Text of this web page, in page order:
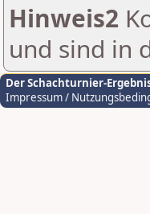
Hinweis2
und sind in
Der Schachturnier-
Impressum /